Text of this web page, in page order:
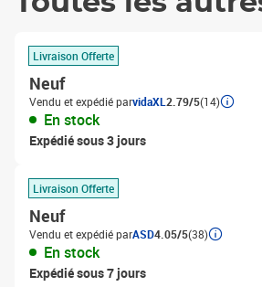
Livraison Offerte
Neuf
Vendu et expédié parvidaXL 2.79/5(14)
En stock
Expédié sous 3 jours
Livraison Offerte
Neuf
Vendu et expédié parASD4.05/5(38)
En stock
Expédié sous 7 jours